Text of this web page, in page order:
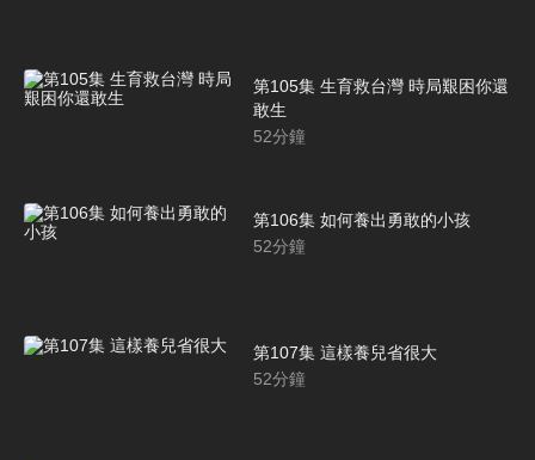
第105集 生育救台灣 時局艱困你還
敢生
52分鐘
第106集 如何養出勇敢的小孩
52分鐘
第107集 這樣養兒省很大
52分鐘